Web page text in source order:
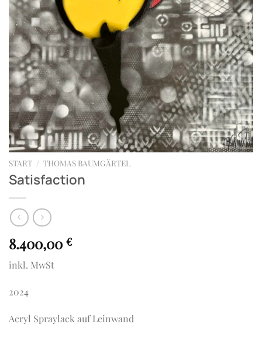
START / THOMAS BAUMGÄRTEL
Satisfaction
8.400,00 €
inkl. MwSt
2024
Acryl Spraylack auf Leinwand